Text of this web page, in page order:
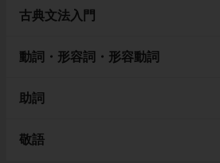
古典文法入門
動詞・形容詞・形容動詞
助詞
敬語